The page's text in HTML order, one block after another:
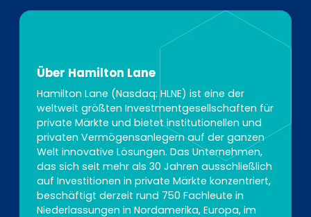
Über Hamilton Lane
Hamilton Lane (Nasdaq: HLNE) ist eine der
weltweit größten Investmentgesellschaften für
private Märkte und bietet institutionellen und
privaten Vermögensanlegern auf der ganzen
Welt innovative Lösungen. Das Unternehmen,
das sich seit mehr als 30 Jahren ausschließlich
auf Investitionen in private Märkte konzentriert,
beschäftigt derzeit rund 750 Fachleute in
Niederlassungen in Nordamerika, Europa, im